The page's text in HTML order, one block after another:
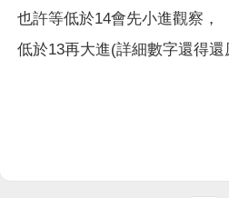
也許等低於14會先小進觀察，
低於13再大進(詳細數字還得